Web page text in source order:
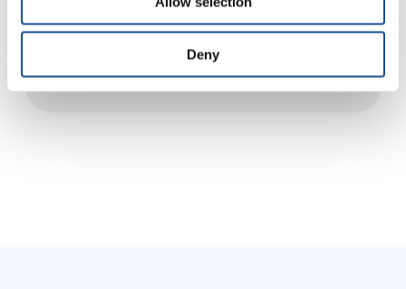
Deny
Las mujeres en la política:
donde la brecha de género es
10 de julio de 2026